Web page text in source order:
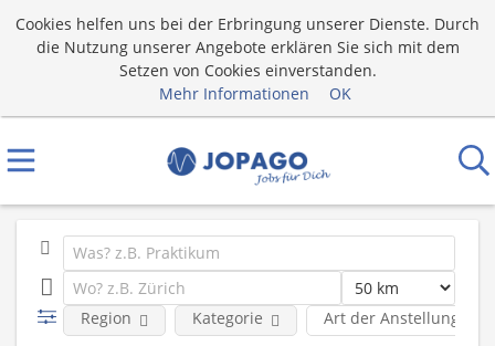
Cookies helfen uns bei der Erbringung unserer Dienste. Durch
die Nutzung unserer Angebote erklären Sie sich mit dem
Setzen von Cookies einverstanden.
Mehr Informationen
OK
Art der Anstellung
Region Kategorie